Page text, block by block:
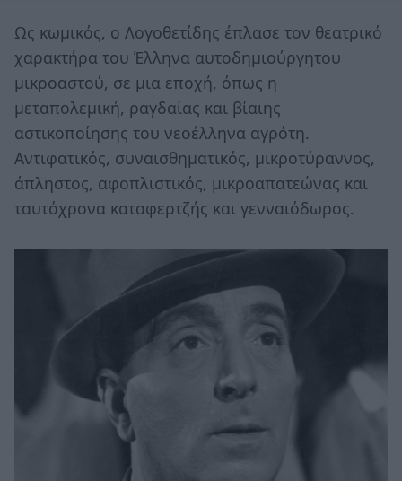
Ως κωμικός, ο Λογοθετίδης έπλασε τον θεατρικό
χαρακτήρα του Έλληνα αυτοδημιούργητου
μικροαστού, σε μια εποχή, όπως η
μεταπολεμική, ραγδαίας και βίαιης
αστικοποίησης του νεοέλληνα αγρότη.
Αντιφατικός, συναισθηματικός, μικροτύραννος,
άπληστος, αφοπλιστικός, μικροαπατεώνας και
ταυτόχρονα καταφερτζής και γενναιόδωρος.